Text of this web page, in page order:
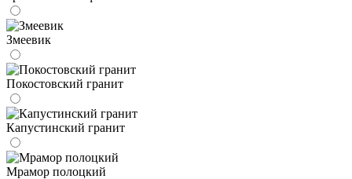
Змеевик
Покостовский гранит
Капустинский гранит
Мрамор полоцкий